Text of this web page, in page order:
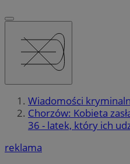
Wiadomości
Chorzów: Kobieta
36 - latek, który ich
reklama